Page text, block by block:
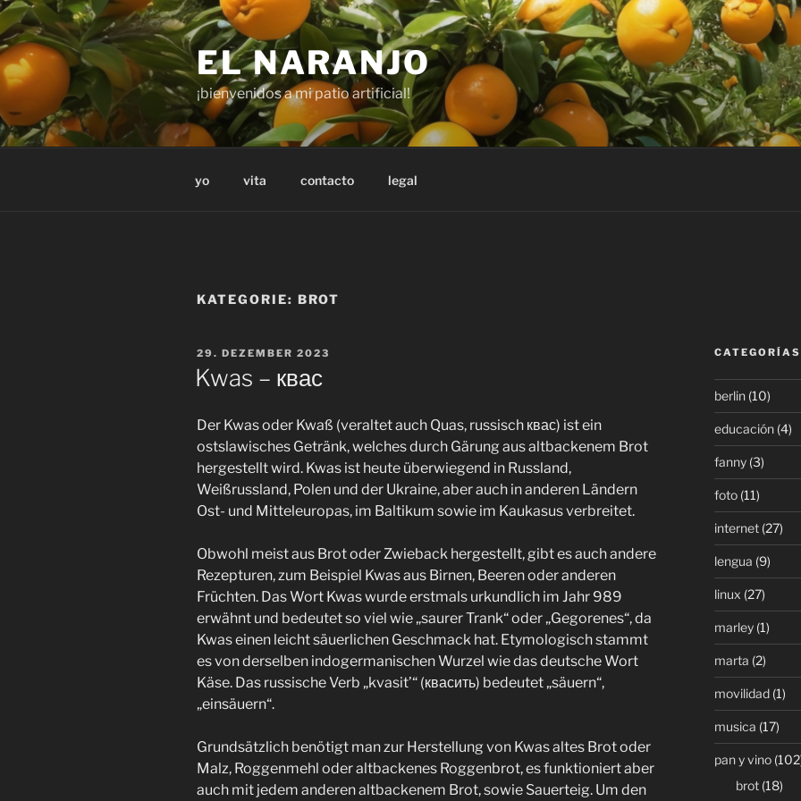
Zum
Inhalt
springen
EL NARANJO
¡bienvenidos a mi patio artificial!
yo vita contacto legal
KATEGORIE: BROT
VERÖFFENTLICHT
AM
29. DEZEMBER 2023
Kwas – квас
Der Kwas oder Kwaß (veraltet auch Quas, russisch квас) ist ein
ostslawisches Getränk, welches durch Gärung aus altbackenem Brot
hergestellt wird. Kwas ist heute überwiegend in Russland,
Weißrussland, Polen und der Ukraine, aber auch in anderen Ländern
Ost- und Mitteleuropas, im Baltikum sowie im Kaukasus verbreitet.
Obwohl meist aus Brot oder Zwieback hergestellt, gibt es auch andere
Rezepturen, zum Beispiel Kwas aus Birnen, Beeren oder anderen
Früchten. Das Wort Kwas wurde erstmals urkundlich im Jahr 989
erwähnt und bedeutet so viel wie „saurer Trank“ oder „Gegorenes“, da
Kwas einen leicht säuerlichen Geschmack hat. Etymologisch stammt
es von derselben indogermanischen Wurzel wie das deutsche Wort
Käse. Das russische Verb „kvasit’“ (квасить) bedeutet „säuern“,
„einsäuern“.
Grundsätzlich benötigt man zur Herstellung von Kwas altes Brot oder
Malz, Roggenmehl oder altbackenes Roggenbrot, es funktioniert aber
auch mit jedem anderen altbackenem Brot, sowie Sauerteig. Um den
CATEGORÍAS
berlin(10)
educación(4)
fanny(3)
foto(11)
internet(27)
lengua (9)
linux (27)
marley(1)
marta (2)
movilidad(1)
musica (17)
pan y vino
brot(18)